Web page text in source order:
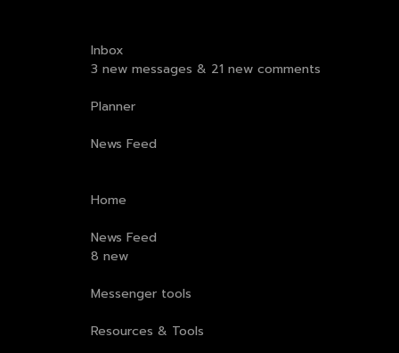
Inbox
3 new messages & 21 new comments
Planner
News Feed
Home
News Feed
8 new
Messenger tools
Resources & Tools